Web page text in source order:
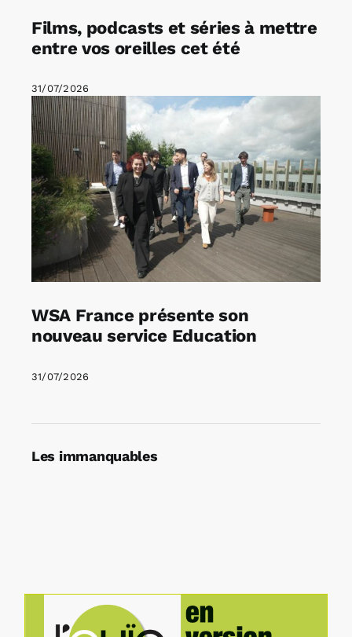
Films, podcasts et séries à mettre
entre vos oreilles cet été
31/07/2026
WSA France présente son
nouveau service Education
31/07/2026
Les immanquables